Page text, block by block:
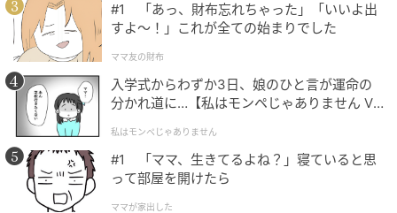
出典：Instagram
顎のラインでぷつっと切り揃えた、コンパクトなミニ
#1 「あっ、財布忘れちゃった」「いいよ出
すよ〜！」これが全ての始まりでした
ママ友の財布
入学式からわずか3日、娘のひと言が運命の
分かれ道に…【私はモンペじゃありません Vo
私はモンペじゃありません
#1 「ママ、生きてるよね？」寝ていると思
って部屋を開けたら
ママが家出した